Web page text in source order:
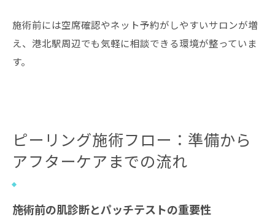
施術前には空席確認やネット予約がしやすいサロンが増
え、港北駅周辺でも気軽に相談できる環境が整っていま
す。
ピーリング施術フロー：準備から
アフターケアまでの流れ
施術前の肌診断とパッチテストの重要性